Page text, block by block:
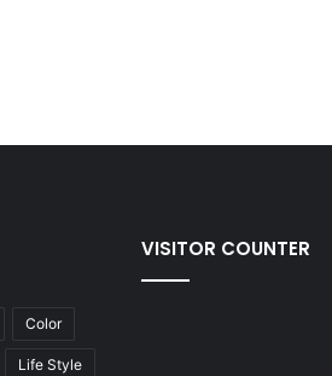
Color
Life Style
VISITOR COUNTER